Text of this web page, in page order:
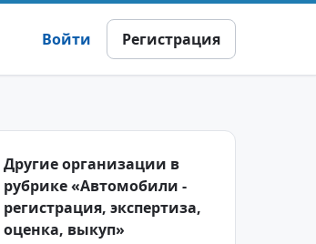
Войти Регистрация
Другие организации в
рубрике «Автомобили -
регистрация, экспертиза,
оценка, выкуп»